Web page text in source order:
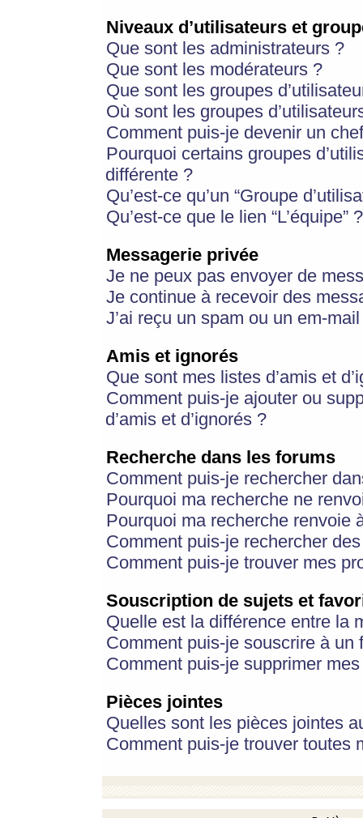
Niveaux d’utilisateurs et
Que sont les administrateurs ?
Que sont les modérateurs ?
Que sont les groupes
Où sont les groupes
Comment puis-je devenir un
Pourquoi certains groupes
différente ?
Qu’est-ce qu’un “Groupe
Qu’est-ce que le lien “L’équipe” ?
Messagerie privée
Je ne peux pas envoyer de
Je continue à recevoir des
J’ai reçu un spam ou un em-
Amis et ignorés
Que sont mes listes d’amis et
Comment puis-je ajouter ou
d’amis et d’ignorés ?
Recherche dans les forums
Comment puis-je rechercher
Pourquoi ma recherche ne
Pourquoi ma recherche renvoie
Comment puis-je rechercher
Comment puis-je trouver mes
Souscription de sujets et
Quelle est la différence entre la
Comment puis-je souscrire à
Comment puis-je supprimer
Pièces jointes
Quelles sont les pièces jointes
Comment puis-je trouver toutes